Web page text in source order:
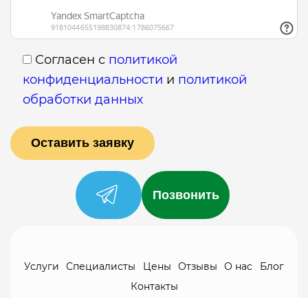
Согласен с политикой
конфиденциальности и политикой
обработки данных
Позвонить
Услуги Специалисты Цены Отзывы О нас
Блог
Контакты